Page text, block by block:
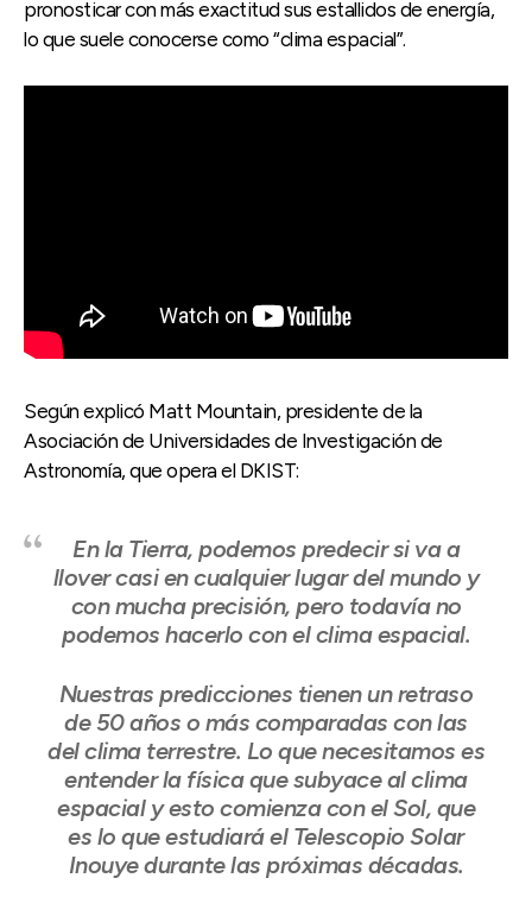
pronosticar con más exactitud sus estallidos de energía,
lo que suele conocerse como “clima espacial”.
Según explicó Matt Mountain, presidente de la
Asociación de Universidades de Investigación de
Astronomía, que opera el DKIST:
En la Tierra, podemos predecir si va a
llover casi en cualquier lugar del mundo y
con mucha precisión, pero todavía no
podemos hacerlo con el clima espacial.
Nuestras predicciones tienen un retraso
de 50 años o más comparadas con las
del clima terrestre. Lo que necesitamos es
entender la física que subyace al clima
espacial y esto comienza con el Sol, que
es lo que estudiará el Telescopio Solar
Inouye durante las próximas décadas.